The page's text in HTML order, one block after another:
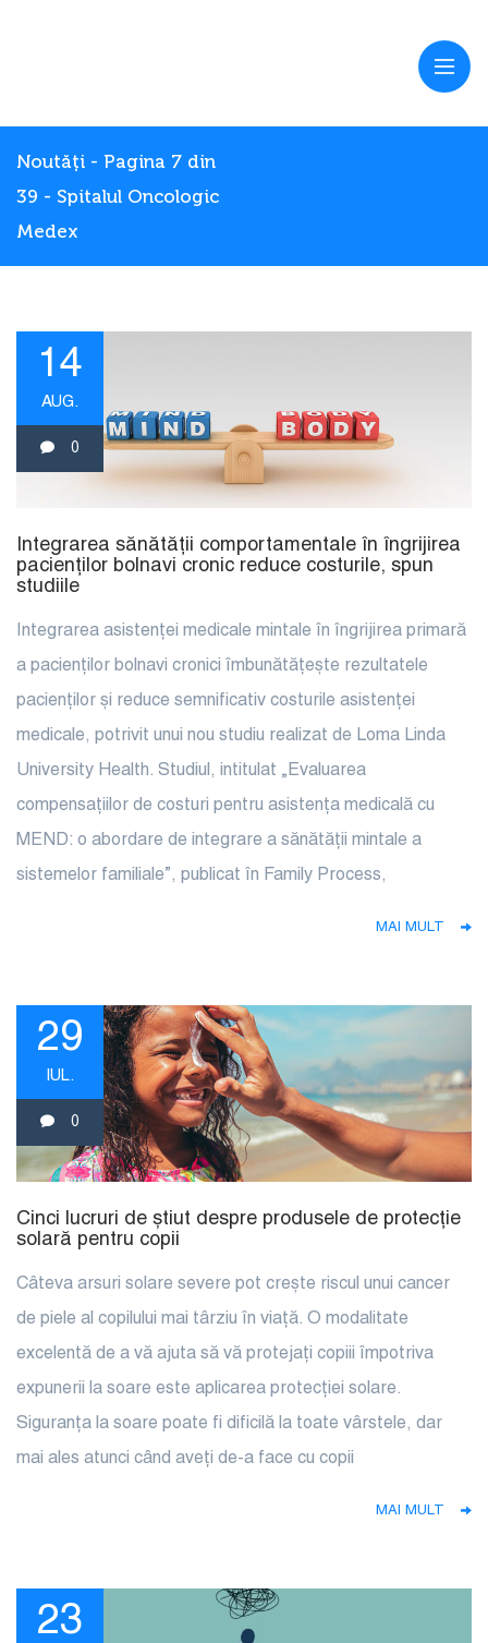
Noutăți - Pagina 7 din
39 - Spitalul Oncologic
Medex
14
AUG.
0
Integrarea sănătății comportamentale în îngrijirea
pacienților bolnavi cronic reduce costurile, spun
studiile
Integrarea asistenței medicale mintale în îngrijirea primară
a pacienților bolnavi cronici îmbunătățește rezultatele
pacienților și reduce semnificativ costurile asistenței
medicale, potrivit unui nou studiu realizat de Loma Linda
University Health. Studiul, intitulat „Evaluarea
compensațiilor de costuri pentru asistența medicală cu
MEND: o abordare de integrare a sănătății mintale a
sistemelor familiale”, publicat în Family Process,
MAI MULT
29
IUL.
0
Cinci lucruri de știut despre produsele de protecție
solară pentru copii
Câteva arsuri solare severe pot crește riscul unui cancer
de piele al copilului mai târziu în viață. O modalitate
excelentă de a vă ajuta să vă protejați copiii împotriva
expunerii la soare este aplicarea protecției solare.
Siguranța la soare poate fi dificilă la toate vârstele, dar
mai ales atunci când aveți de-a face cu copii
MAI MULT
23